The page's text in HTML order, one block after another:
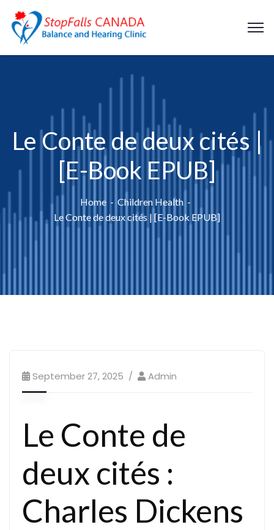
Le Conte de deux cités |
[E-Book EPUB]
Home
Children Health
Le Conte de deux cités | [E-Book EPUB]
September 27, 2025 Admin
Le Conte de
deux cités :
Charles Dickens